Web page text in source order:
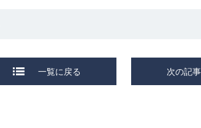
一覧に戻る 次の記